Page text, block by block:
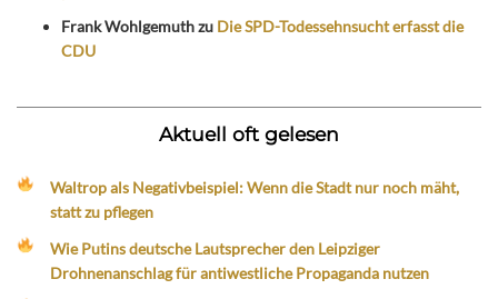
Frank Wohlgemuthzu Die SPD-Todessehnsucht erfasst die
CDU
Aktuell oft gelesen
Waltrop als Negativbeispiel: Wenn die Stadt nur noch mäht,
statt zu pflegen
Wie Putins deutsche Lautsprecher den Leipziger
Drohnenanschlag für antiwestliche Propaganda nutzen